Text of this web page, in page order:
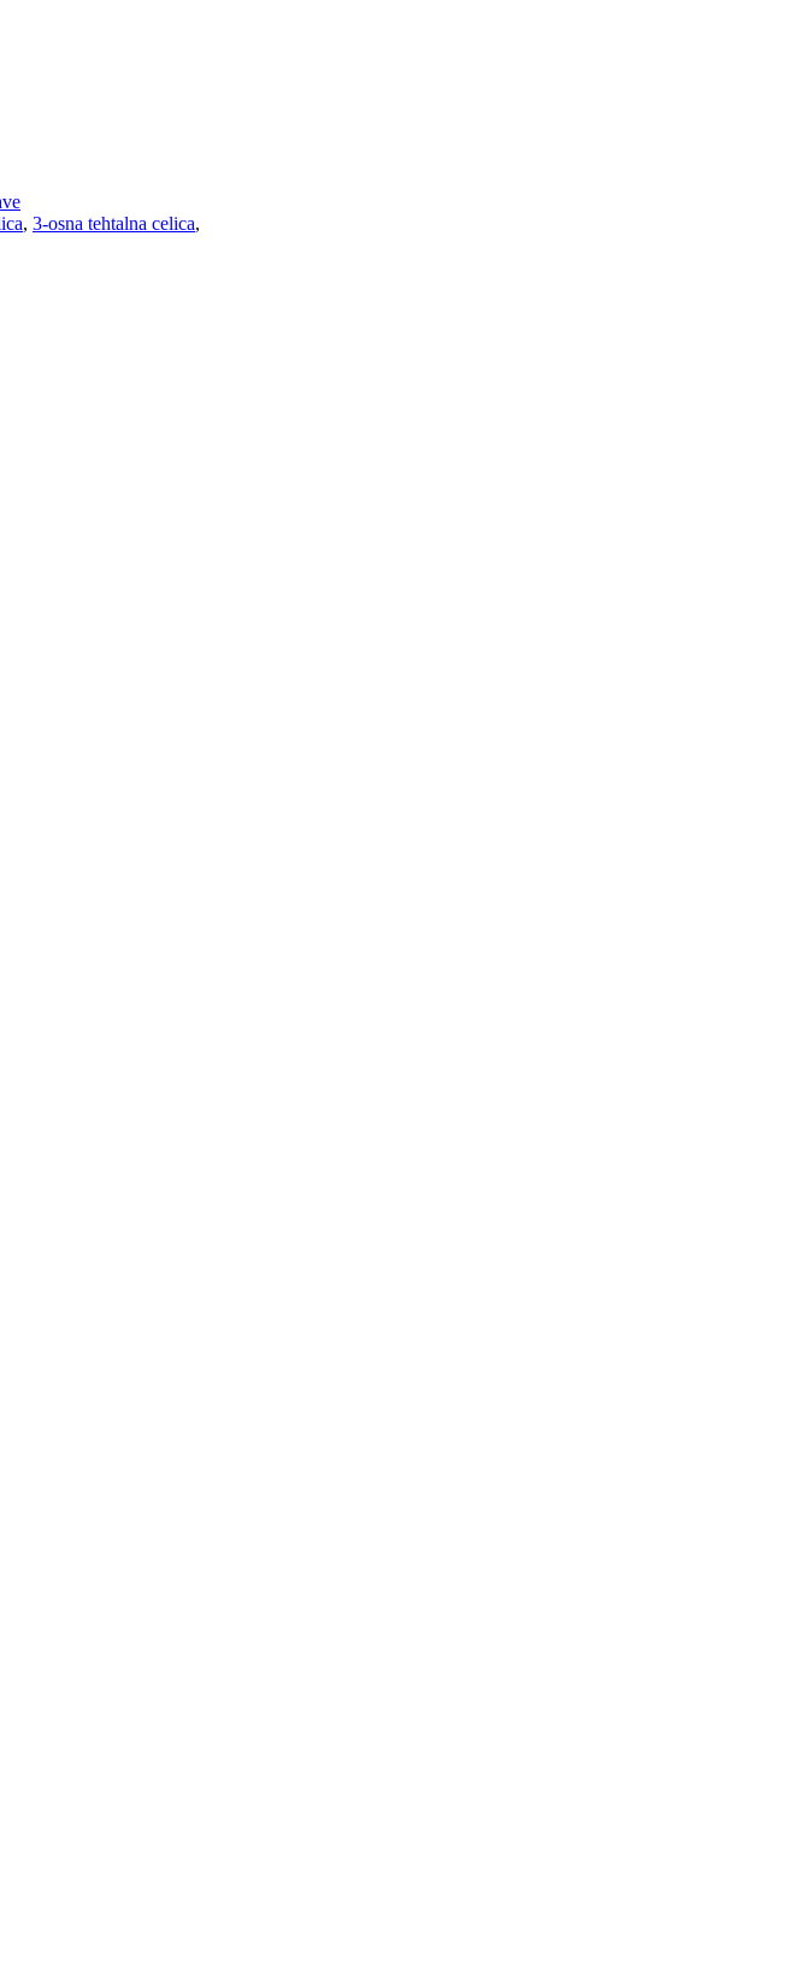
, 3-osna tehtalna celica,